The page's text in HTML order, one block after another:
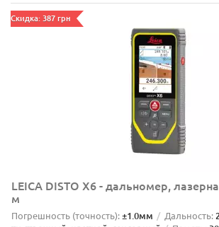
Скидка: 387 грн
LEICA DISTO X6 - дальномер,
м
Погрешность (точность):±1.0мм Дальность: